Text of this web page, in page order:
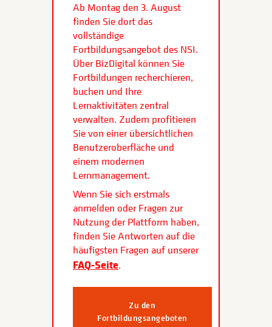
Ab Montag den 3. August
finden Sie dort das
vollständige
Fortbildungsangebot des NSI.
Über BizDigital können Sie
Fortbildungen recherchieren,
buchen und Ihre
Lernaktivitäten zentral
verwalten. Zudem profitieren
Sie von einer übersichtlichen
Benutzeroberfläche und
einem modernen
Lernmanagement.
Wenn Sie sich erstmals
anmelden oder Fragen zur
Nutzung der Plattform haben,
finden Sie Antworten auf die
häufigsten Fragen auf unserer
FAQ-Seite.
Zu den
Fortbildungsangeboten